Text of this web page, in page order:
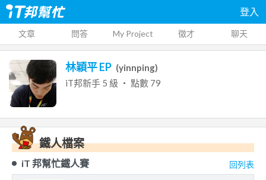
登入
文章 問答 My Project 徵才 聊天
林穎平 EP (yinnping)
iT邦新手 5 級 ‧ 點數 79
鐵人檔案
iT 邦幫忙鐵人賽 回列表